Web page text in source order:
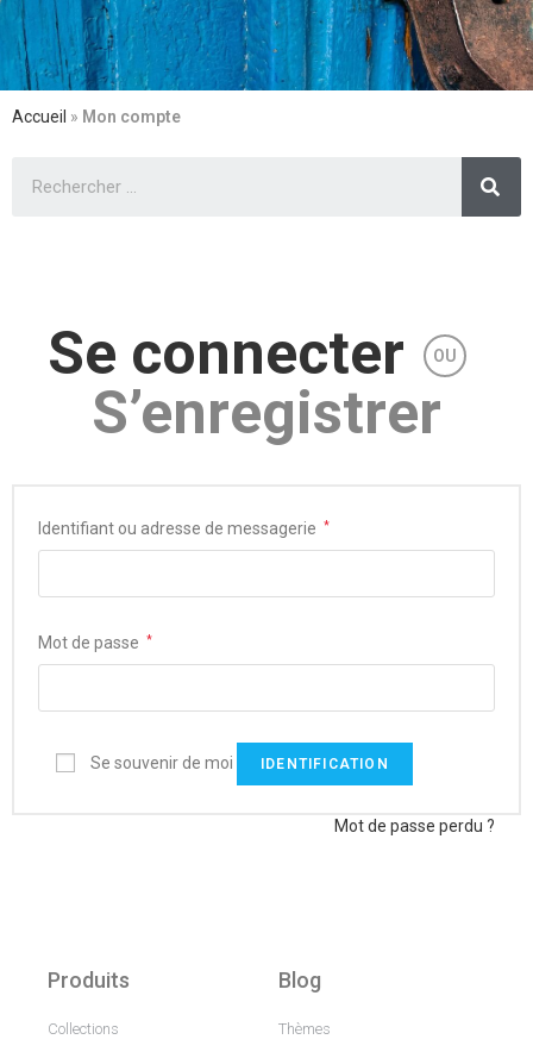
Accueil » Mon compte
Se connecter OU
S’enregistrer
Identifiant ou adresse de messagerie *
Mot de passe *
Se souvenir de moi IDENTIFICATION
Mot de passe perdu ?
Produits
Collections
Blog
Thèmes